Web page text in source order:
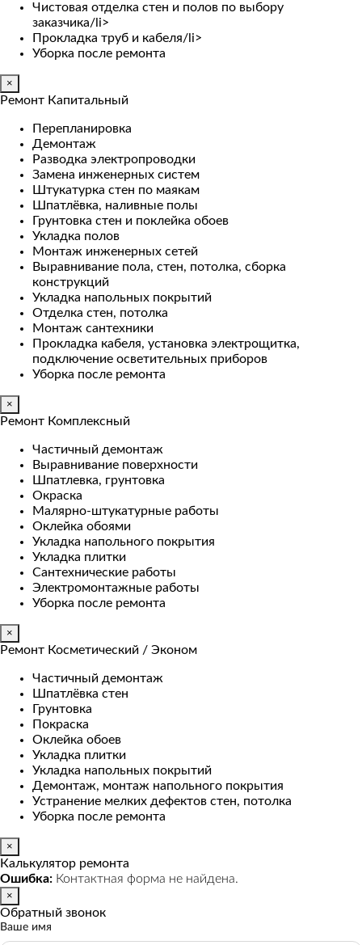
Чистовая отделка стен и полов по выбору
заказчика/li>
Прокладка труб и кабеля/li>
Уборка после ремонта
×
Ремонт Капитальный
Перепланировка
Демонтаж
Разводка электропроводки
Замена инженерных систем
Штукатурка стен по маякам
Шпатлёвка, наливные полы
Грунтовка стен и поклейка обоев
Укладка полов
Монтаж инженерных сетей
Выравнивание пола, стен, потолка, сборка
конструкций
Укладка напольных покрытий
Отделка стен, потолка
Монтаж сантехники
Прокладка кабеля, установка электрощитка,
подключение осветительных приборов
Уборка после ремонта
×
Ремонт Комплексный
Частичный демонтаж
Выравнивание поверхности
Шпатлевка, грунтовка
Окраска
Малярно-штукатурные работы
Оклейка обоями
Укладка напольного покрытия
Укладка плитки
Сантехнические работы
Электромонтажные работы
Уборка после ремонта
×
Ремонт Косметический / Эконом​
Частичный демонтаж
Шпатлёвка стен
Грунтовка
Покраска
Оклейка обоев
Укладка плитки
Укладка напольных покрытий
Демонтаж, монтаж напольного покрытия
Устранение мелких дефектов стен, потолка
Уборка после ремонта
×
Калькулятор ремонта
Ошибка: Контактная форма не найдена.
×
Обратный звонок
Ваше имя